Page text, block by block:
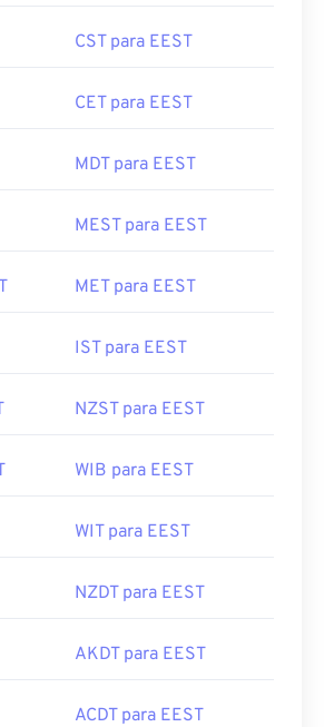
CST para EEST
CET para EEST
MDT para EEST
MEST para EEST
MET para EEST
IST para EEST
NZST para EEST
WIB para EEST
WIT para EEST
NZDT para EEST
AKDT para EEST
ACDT para EEST